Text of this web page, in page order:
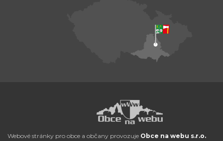
Webové stránky pro obce a občany provozuje Obce na webu s.r.o.